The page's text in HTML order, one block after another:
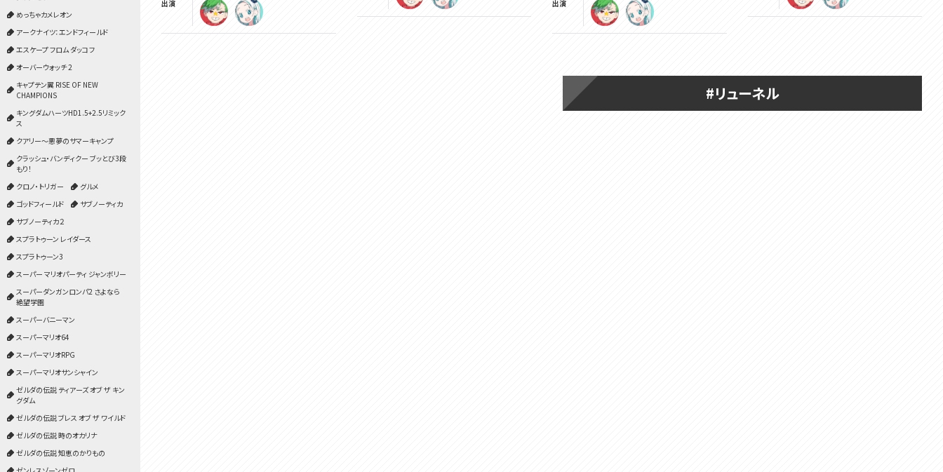
めっちゃカメレオン
アークナイツ：エンドフィールド
エスケープ フロム ダッコフ
オーバーウォッチ 2
キャプテン翼 RISE OF NEW
CHAMPIONS
キングダムハーツHD1.5+2.5リミック
ス
クアリー～悪夢のサマーキャンプ
クラッシュ・バンディクー ブッとび3段
もり！
クロノ・トリガー
グルメ
ゴッドフィールド
サブノーティカ
サブノーティカ２
スプラトゥーン レイダース
スプラトゥーン3
スーパー マリオパーティ ジャンボリー
スーパーダンガンロンパ2 さよなら
絶望学園
スーパーバニーマン
スーパーマリオ64
スーパーマリオRPG
スーパーマリオサンシャイン
ゼルダの伝説 ティアーズ オブ ザ キン
グダム
ゼルダの伝説 ブレス オブ ザ ワイルド
ゼルダの伝説 時のオカリナ
ゼルダの伝説 知恵のかりもの
出演 出演
#リューネル